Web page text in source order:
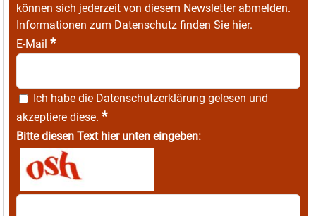
können sich jederzeit von diesem Newsletter abmelden.
Informationen zum Datenschutz finden Sie hier.
E-Mail *
Ich habe die Datenschutzerklärung gelesen und
akzeptiere diese. *
Bitte diesen Text hier unten eingeben: